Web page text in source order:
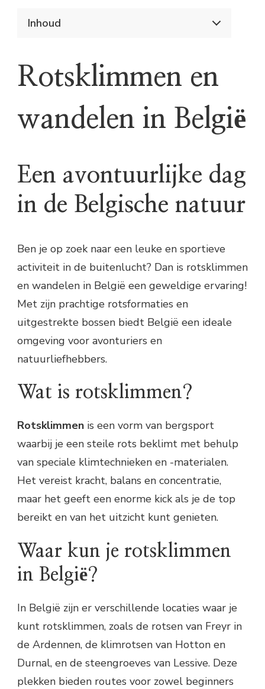
Inhoud
Waar kun je rotsklimmen in België?
Wat heb je nodig voor rotsklimmen?
De voordelen van wandelen
Waar kun je wandelen in België?
Rotsklimmen en
wandelen in België
Een avontuurlijke dag
in de Belgische natuur
Ben je op zoek naar een leuke en sportieve
activiteit in de buitenlucht? Dan is rotsklimmen
en wandelen in België een geweldige ervaring!
Met zijn prachtige rotsformaties en
uitgestrekte bossen biedt België een ideale
omgeving voor avonturiers en
natuurliefhebbers.
Wat is rotsklimmen?
Rotsklimmen is een vorm van bergsport
waarbij je een steile rots beklimt met behulp
van speciale klimtechnieken en -materialen.
Het vereist kracht, balans en concentratie,
maar het geeft een enorme kick als je de top
bereikt en van het uitzicht kunt genieten.
Waar kun je rotsklimmen
in België?
In België zijn er verschillende locaties waar je
kunt rotsklimmen, zoals de rotsen van Freyr in
de Ardennen, de klimrotsen van Hotton en
Durnal, en de steengroeves van Lessive. Deze
plekken bieden routes voor zowel beginners